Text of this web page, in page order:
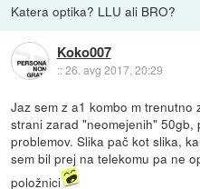
Katera optika? LLU ali BRO?
Koko007
::26. avg 2017, 20:29
Jaz sem z a1 kombo m
strani zarad "neomejenih"
problemov. Slika pač kot slika,
sem bil prej na telekomu pa ne
položnici